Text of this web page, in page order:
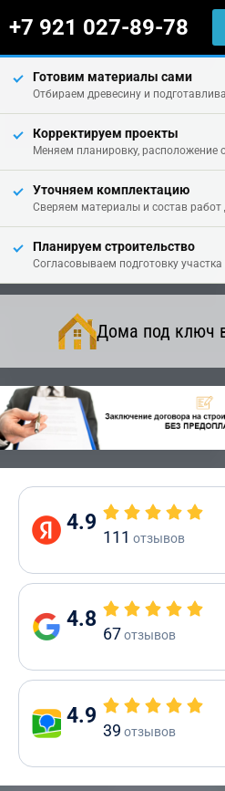
+7 921 027-89-78
Готовим материалы сами
Отбираем древесину и
Корректируем проекты
Меняем планировку, расположение
Уточняем комплектацию
Сверяем материалы и состав работ
Планируем строительство
Согласовываем подготовку
Дома под ключ
4.9
111 отзывов
4.8
67отзывов
4.9
39 отзывов